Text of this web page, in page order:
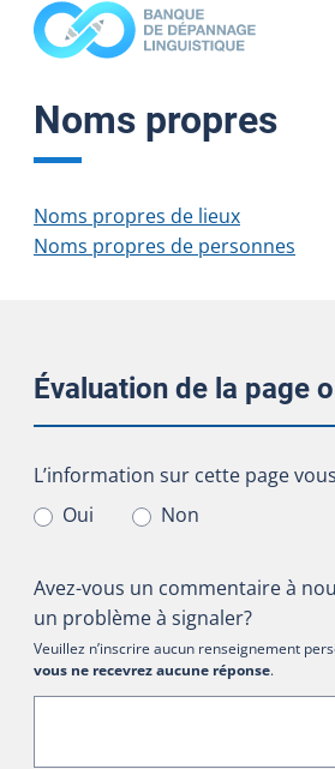
Noms propres
Noms propres de lieux
Noms propres de personnes
Évaluation de la page
L’information sur cette page
L’information sur cette page
Oui
Non
Avez-vous un commentaire à
un problème à signaler?
Veuillez n’inscrire aucun renseignement
vous ne recevrez aucune réponse.